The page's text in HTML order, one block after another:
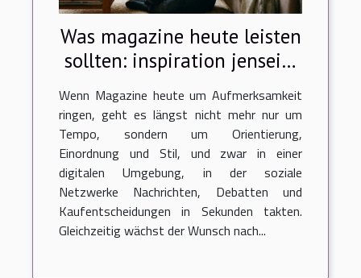
Was magazine heute leisten
sollten: inspiration jenseits
von trends
Wenn Magazine heute um Aufmerksamkeit
ringen, geht es längst nicht mehr nur um
Tempo, sondern um Orientierung,
Einordnung und Stil, und zwar in einer
digitalen Umgebung, in der soziale
Netzwerke Nachrichten, Debatten und
Kaufentscheidungen in Sekunden takten.
Gleichzeitig wächst der Wunsch nach...